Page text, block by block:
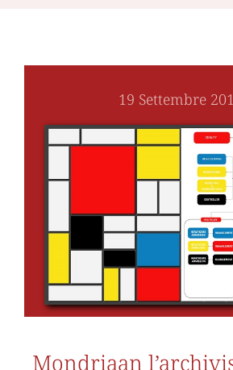
19 Settembre
Mondriaan